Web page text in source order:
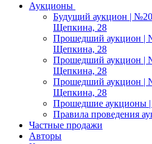
Аукционы
Будущий аукцион |
Щепкина, 28
Прошедший аукцион |
Щепкина, 28
Прошедший аукцион |
Щепкина, 28
Прошедший аукцион |
Щепкина, 28
Прошедшие аукционы
Правила проведения
Частные продажи
Авторы